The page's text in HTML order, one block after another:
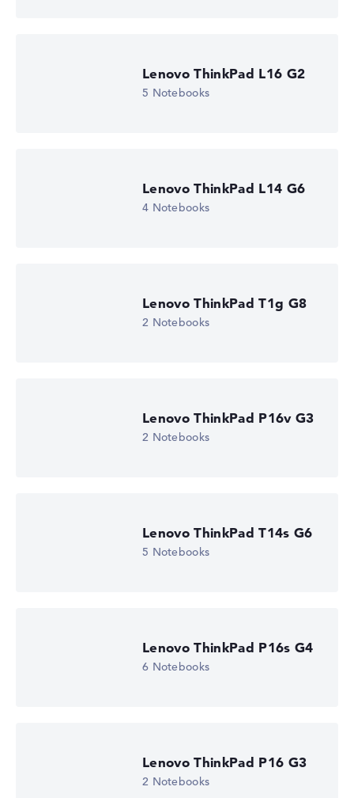
Lenovo ThinkPad L16 G2
5 Notebooks
Lenovo ThinkPad L14 G6
4 Notebooks
Lenovo ThinkPad T1g G8
2 Notebooks
Lenovo ThinkPad P16v G3
2 Notebooks
Lenovo ThinkPad T14s G6
5 Notebooks
Lenovo ThinkPad P16s G4
6 Notebooks
Lenovo ThinkPad P16 G3
2 Notebooks